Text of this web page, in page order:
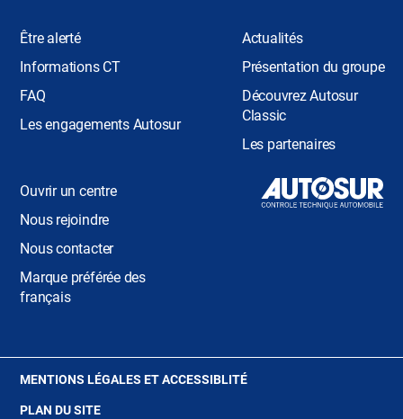
Être alerté
Informations CT
FAQ
Les engagements Autosur
Actualités
Présentation du groupe
Découvrez Autosur
Classic
Les partenaires
Ouvrir un centre
Nous rejoindre
Nous contacter
Marque préférée des
français
MENTIONS LÉGALES ET ACCESSIBLITÉ(OUVRE
PLAN DU SITE